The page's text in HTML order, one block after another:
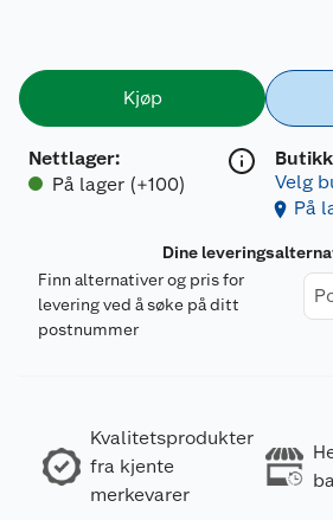
Kjøp
Nettlager:
På lager (+100)
Velg
På
Dine
Finn alternativer og pris for
levering ved å søke på ditt
postnummer
Kvalitetsprodukter
fra kjente
merkevarer